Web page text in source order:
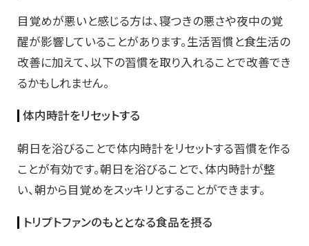
目覚めが悪いと感じる方は、寝つきの悪さや夜中の覚
醒が影響していることがあります。生活習慣と食生活の
改善に加えて、以下の習慣を取り入れることで改善でき
るかもしれません。
体内時計をリセットする
朝日を浴びることで体内時計をリセットする習慣を作る
ことが有効です。朝日を浴びることで、体内時計が整
い、朝から目覚めをスッキリとすることができます。
トリプトファンのもととなる食品を摂る